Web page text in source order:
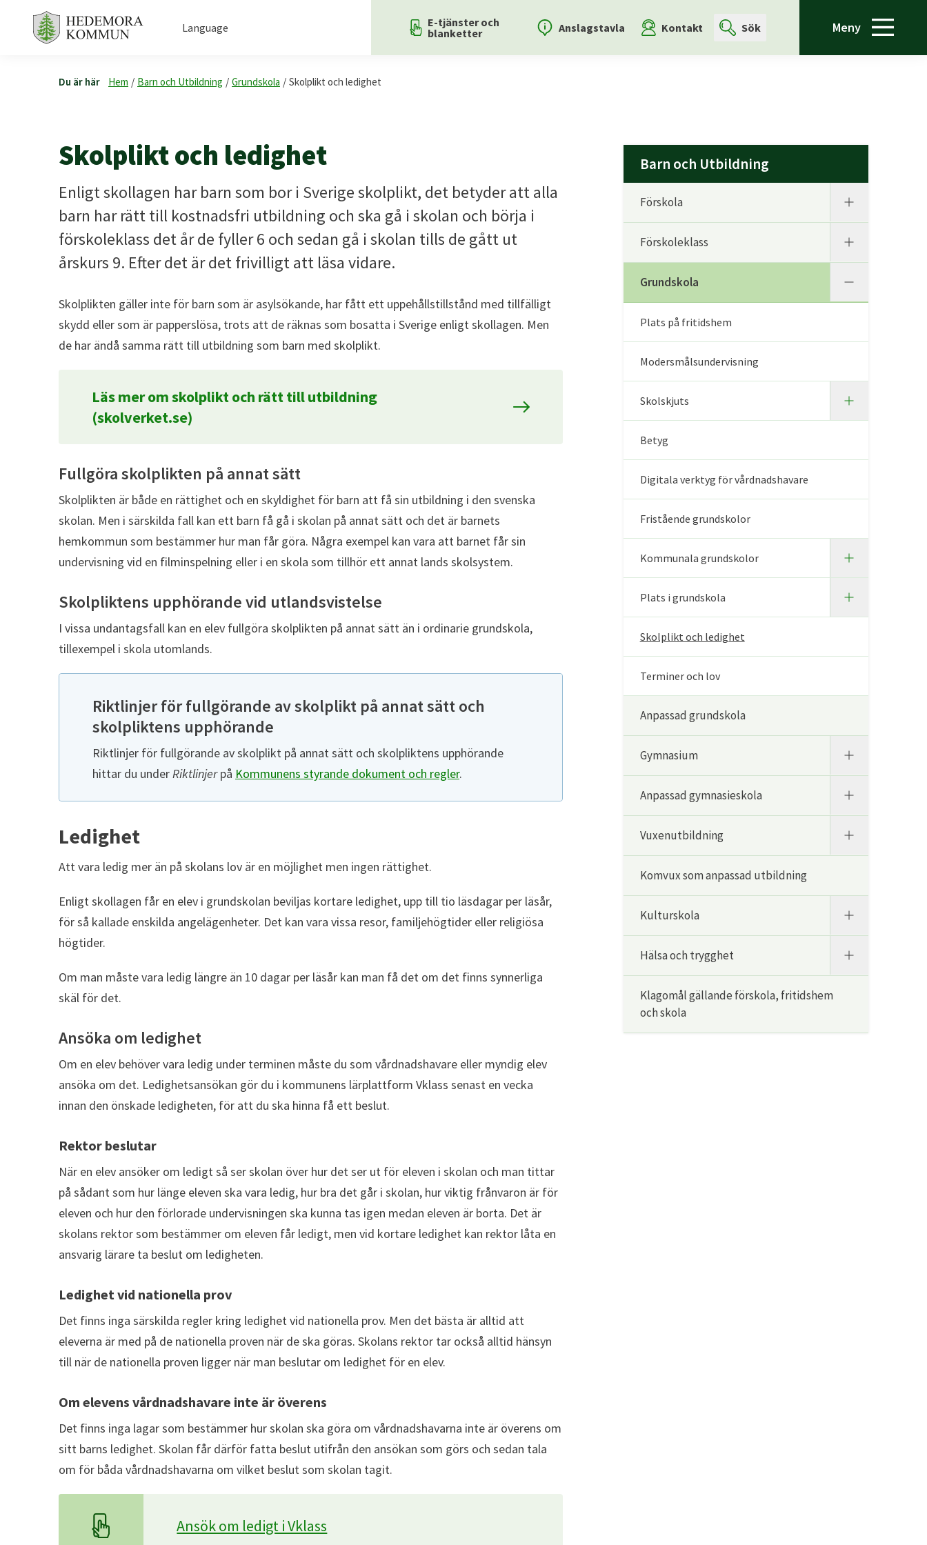
Language
E-tjänster och
blanketter
Anslagstavla Kontakt Sök Meny
Du är här Hem / Barn och Utbildning / Grundskola / Skolplikt och ledighet
Skolplikt och ledighet
Enligt skollagen har barn som bor i Sverige skolplikt, det betyder att alla
barn har rätt till kostnadsfri utbildning och ska gå i skolan och börja i
förskoleklass det år de fyller 6 och sedan gå i skolan tills de gått ut
årskurs 9. Efter det är det frivilligt att läsa vidare.
Skolplikten gäller inte för barn som är asylsökande, har fått ett uppehållstillstånd med tillfälligt
skydd eller som är papperslösa, trots att de räknas som bosatta i Sverige enligt skollagen. Men
de har ändå samma rätt till utbildning som barn med skolplikt.
Läs mer om skolplikt och rätt till utbildning
(skolverket.se)
Fullgöra skolplikten på annat sätt
Skolplikten är både en rättighet och en skyldighet för barn att få sin utbildning i den svenska
skolan. Men i särskilda fall kan ett barn få gå i skolan på annat sätt och det är barnets
hemkommun som bestämmer hur man får göra. Några exempel kan vara att barnet får sin
undervisning vid en filminspelning eller i en skola som tillhör ett annat lands skolsystem.
Skolpliktens upphörande vid utlandsvistelse
I vissa undantagsfall kan en elev fullgöra skolplikten på annat sätt än i ordinarie grundskola,
tillexempel i skola utomlands.
Riktlinjer för fullgörande av skolplikt på annat sätt och
skolpliktens upphörande
Riktlinjer för fullgörande av skolplikt på annat sätt och skolpliktens upphörande
hittar du underRiktlinjerpå Kommunens styrande dokument och regler.
Ledighet
Att vara ledig mer än på skolans lov är en möjlighet men ingen rättighet.
Enligt skollagen får en elev i grundskolan beviljas kortare ledighet, upp till tio läsdagar per läsår,
för så kallade enskilda angelägenheter. Det kan vara vissa resor, familjehögtider eller religiösa
högtider.
Om man måste vara ledig längre än 10 dagar per läsår kan man få det om det finns synnerliga
skäl för det.
Ansöka om ledighet
Om en elev behöver vara ledig under terminen måste du som vårdnadshavare eller myndig elev
ansöka om det. Ledighetsansökan gör du i kommunens lärplattform Vklass senast en vecka
innan den önskade ledigheten, för att du ska hinna få ett beslut.
Rektor beslutar
När en elev ansöker om ledigt så ser skolan över hur det ser ut för eleven i skolan och man tittar
på sådant som hur länge eleven ska vara ledig, hur bra det går i skolan, hur viktig frånvaron är för
eleven och hur den förlorade undervisningen ska kunna tas igen medan eleven är borta. Det är
skolans rektor som bestämmer om eleven får ledigt, men vid kortare ledighet kan rektor låta en
ansvarig lärare ta beslut om ledigheten.
Ledighet vid nationella prov
Det finns inga särskilda regler kring ledighet vid nationella prov. Men det bästa är alltid att
eleverna är med på de nationella proven när de ska göras. Skolans rektor tar också alltid hänsyn
till när de nationella proven ligger när man beslutar om ledighet för en elev.
Om elevens vårdnadshavare inte är överens
Det finns inga lagar som bestämmer hur skolan ska göra om vårdnadshavarna inte är överens om
sitt barns ledighet. Skolan får därför fatta beslut utifrån den ansökan som görs och sedan tala
om för båda vårdnadshavarna om vilket beslut som skolan tagit.
Ansök om ledigt i Vklass
Barn och Utbildning
Förskola
Förskoleklass
Grundskola
Plats på fritidshem
Modersmålsundervisning
Skolskjuts
Betyg
Digitala verktyg för vårdnadshavare
Fristående grundskolor
Kommunala grundskolor
Plats i grundskola
Skolplikt och ledighet
Terminer och lov
Anpassad grundskola
Gymnasium
Anpassad gymnasieskola
Vuxenutbildning
Komvux som anpassad utbildning
Kulturskola
Hälsa och trygghet
Klagomål gällande förskola, fritidshem
och skola